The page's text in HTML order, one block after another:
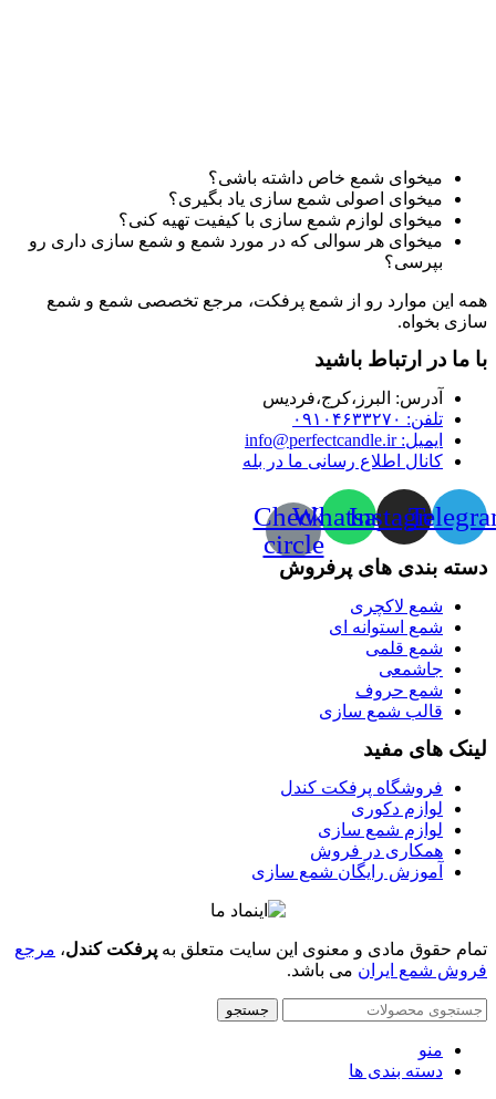
میخوای شمع خاص داشته باشی؟
میخوای اصولی شمع سازی یاد بگیری؟
میخوای لوازم شمع سازی با کیفیت تهیه کنی؟
میخوای هر سوالی که در مورد شمع و شمع سازی داری رو
بپرسی؟
همه این موارد رو از شمع پرفکت، مرجع تخصصی شمع و شمع
سازی بخواه.
با ما در ارتباط باشید
آدرس:‌ البرز،کرج،فردیس
تلفن: ۰۹۱۰۴۶۳۳۲۷۰
ایمیل: info@perfectcandle.ir
کانال اطلاع رسانی ما در بله
Instagram
Whatsapp
Check-
circle
دسته بندی های پرفروش
شمع لاکچری
شمع استوانه ای
شمع قلمی
جاشمعی
شمع حروف
قالب شمع سازی
لینک های مفید
فروشگاه پرفکت کندل
لوازم دکوری
لوازم شمع سازی
همکاری در فروش
آموزش رایگان شمع سازی
تمام حقوق مادی و معنوی این سایت متعلق به پرفکت کندل، مرجع
فروش شمع ایران می باشد.
جستجو
منو
دسته بندی ها